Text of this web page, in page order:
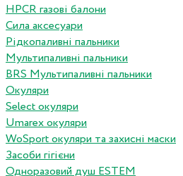
HPCR газові балони
Сила аксесуари
Рідкопаливні пальники
Мультипаливні пальники
BRS Мультипаливні пальники
Окуляри
Select окуляри
Umarex окуляри
WoSport окуляри та захисні маски
Засоби гігієни
Одноразовий душ ESTEM